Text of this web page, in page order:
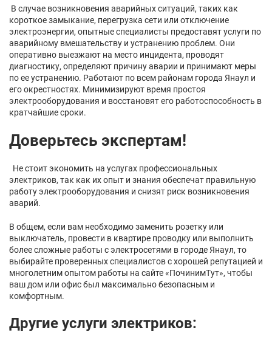
В случае возникновения аварийных ситуаций, таких как
короткое замыкание, перегрузка сети или отключение
электроэнергии, опытные специалисты предоставят услуги по
аварийному вмешательству и устранению проблем. Они
оперативно выезжают на место инцидента, проводят
диагностику, определяют причину аварии и принимают меры
по ее устранению. Работают по всем районам города Янаул и
его окрестностях. Минимизируют время простоя
электрооборудования и восстановят его работоспособность в
кратчайшие сроки.
Доверьтесь экспертам!
Не стоит экономить на услугах профессиональных
электриков, так как их опыт и знания обеспечат правильную
работу электрооборудования и снизят риск возникновения
аварий.
В общем, если вам необходимо заменить розетку или
выключатель, провести в квартире проводку или выполнить
более сложные работы с электросетями в городе Янаул, то
выбирайте проверенных специалистов с хорошей репутацией и
многолетним опытом работы на сайте «ПочинимТут», чтобы
ваш дом или офис был максимально безопасным и
комфортным.
Другие услуги электриков: